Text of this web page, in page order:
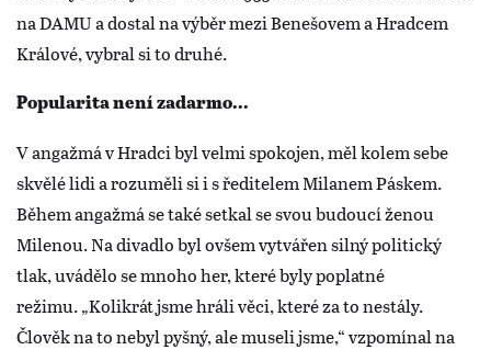
na DAMU a dostal na výběr mezi Benešovem a Hradcem
Králové, vybral si to druhé.
Popularita není zadarmo...
V angažmá v Hradci byl velmi spokojen, měl kolem sebe
skvělé lidi a rozuměli si i s ředitelem Milanem Páskem.
Během angažmá se také setkal se svou budoucí ženou
Milenou. Na divadlo byl ovšem vytvářen silný politický
tlak, uvádělo se mnoho her, které byly poplatné
režimu. „Kolikrát jsme hráli věci, které za to nestály.
Člověk na to nebyl pyšný, ale museli jsme,“ vzpomínal na